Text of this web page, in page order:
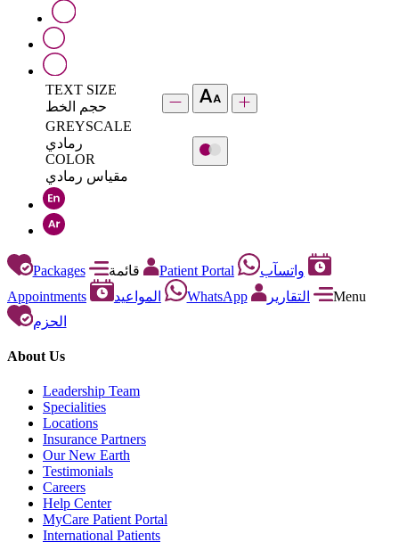
TEXT SIZE
حجم الخط
GREYSCALE
رمادي
COLOR
مقياس رمادي
Packages Patient Portal
واتسآب
Appointments
المواعيد WhatsApp التقارير
Menu
الحزم
About Us
Leadership Team
Specialities
Locations
Insurance Partners
Our New Earth
Testimonials
Careers
Help Center
MyCare Patient Portal
International Patients